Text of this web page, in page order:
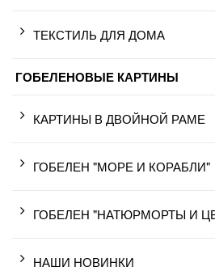
ТЕКСТИЛЬ ДЛЯ ДОМА
ГОБЕЛЕНОВЫЕ КАРТИНЫ
КАРТИНЫ В ДВОЙНОЙ РАМЕ
ГОБЕЛЕН "МОРЕ И КОРАБЛИ"
ГОБЕЛЕН "НАТЮРМОРТЫ И
НАШИ НОВИНКИ